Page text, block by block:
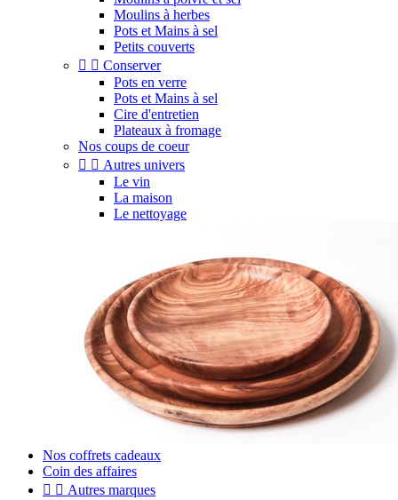
Moulins à herbes
Pots et Mains à sel
Petits couverts
  Conserver
Pots en verre
Pots et Mains à sel
Cire d'entretien
Plateaux à fromage
Nos coups de coeur
  Autres univers
Le vin
La maison
Le nettoyage
Nos coffrets cadeaux
Coin des affaires
  Autres marques